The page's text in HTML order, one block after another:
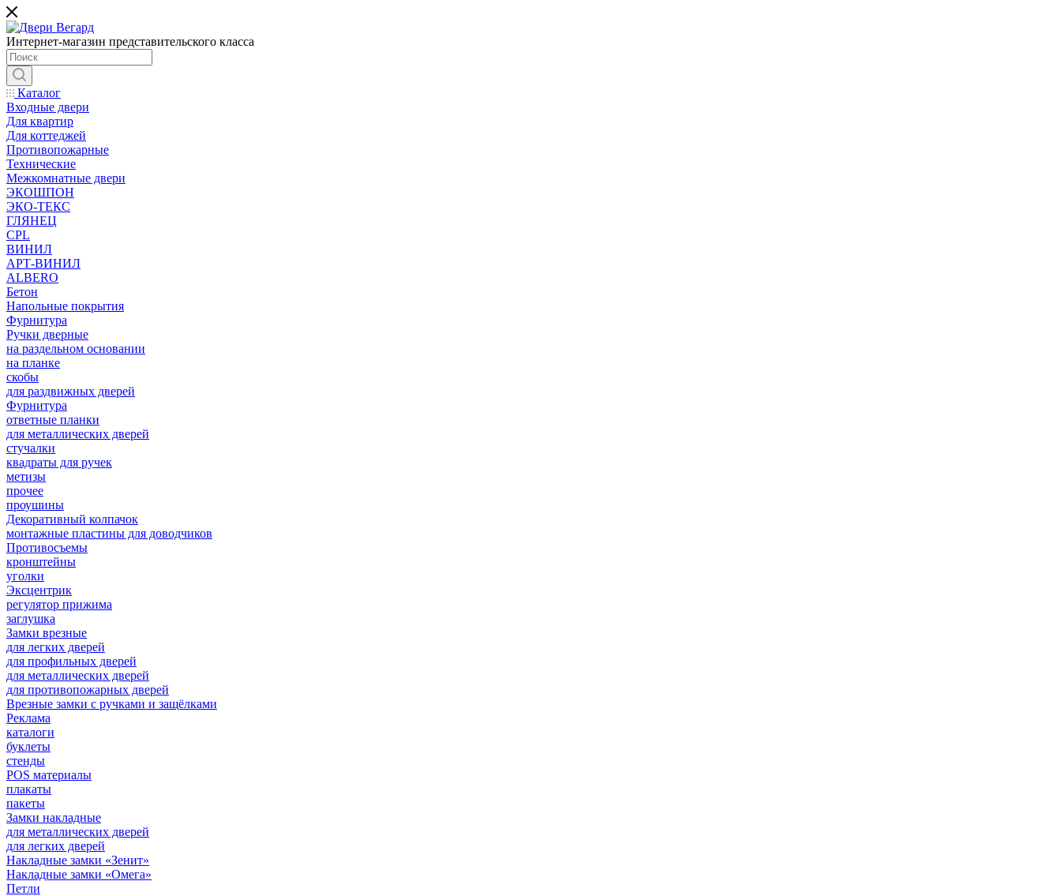
Интернет-магазин представительского класса
Каталог
Входные двери
Для квартир
Для коттеджей
Противопожарные
Технические
Межкомнатные двери
ЭКОШПОН
ЭКО-ТЕКС
ГЛЯНЕЦ
CPL
ВИНИЛ
АРТ-ВИНИЛ
ALBERO
Бетон
Напольные покрытия
Фурнитура
Ручки дверные
на раздельном основании
на планке
скобы
для раздвижных дверей
Фурнитура
ответные планки
для металлических дверей
стучалки
квадраты для ручек
метизы
прочее
проушины
Декоративный колпачок
монтажные пластины для доводчиков
Противосъемы
кронштейны
уголки
Эксцентрик
регулятор прижима
заглушка
Замки врезные
для легких дверей
для профильных дверей
для металлических дверей
для противопожарных дверей
Врезные замки с ручками и защёлками
Реклама
каталоги
буклеты
стенды
POS материалы
плакаты
пакеты
Замки накладные
для металлических дверей
для легких дверей
Накладные замки «Зенит»
Накладные замки «Омега»
Петли